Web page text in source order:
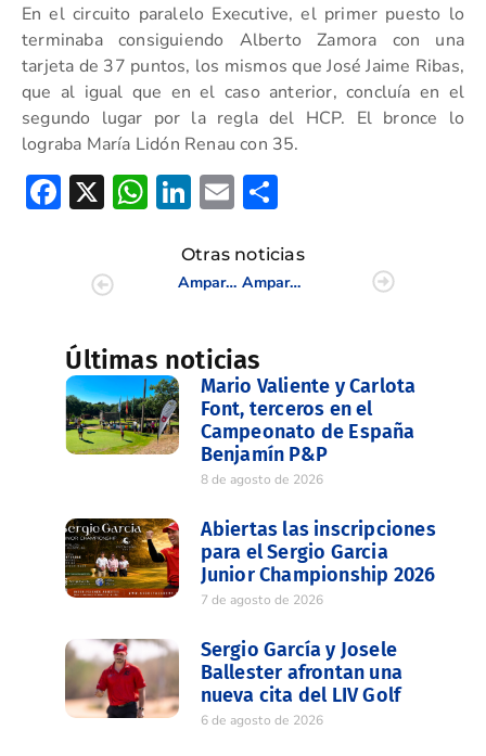
En el circuito paralelo Executive, el primer puesto lo
terminaba consiguiendo Alberto Zamora con una
tarjeta de 37 puntos, los mismos que José Jaime Ribas,
que al igual que en el caso anterior, concluía en el
segundo lugar por la regla del HCP. El bronce lo
lograba María Lidón Renau con 35.
Facebook
X WhatsApp
LinkedIn
Email
Otras noticias
Amparo Viñas, décima provisional en el Campeonato de España Mid amateur Femenino 2023
Amparo Viñas, séptima empatada en el Cto de España Mid Amateur Femenino
Últimas noticias
Mario Valiente y Carlota
Font, terceros en el
Campeonato de España
Benjamín P&P
8 de agosto de 2026
Abiertas las inscripciones
para el Sergio Garcia
Junior Championship 2026
7 de agosto de 2026
Sergio García y Josele
Ballester afrontan una
nueva cita del LIV Golf
6 de agosto de 2026